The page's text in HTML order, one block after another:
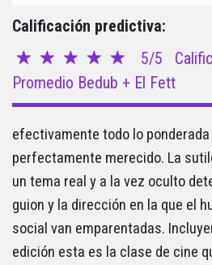
Calificación predictiva:
5/5
Promedio Bedub + El Fett
efectivamente todo lo
perfectamente merecido. La
un tema real y a la vez oculto
guion y la dirección en la que el
social van emparentadas.
edición esta es la clase de cine